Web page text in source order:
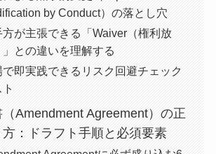
by Conduct）の落とし穴
方が主張できる「Waiver（権利放
」との違いを理解する
で即実践できるリスク回避チェック
Amendment Agreement）の正
方：ドラフト手順と必須要素